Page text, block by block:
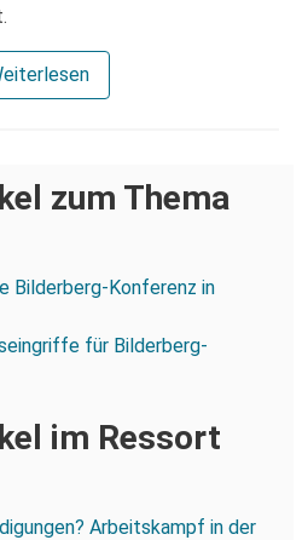
zum Thema
Bilderberg-Konferenz in
für Bilderberg-
im Ressort
Arbeitskampf in der